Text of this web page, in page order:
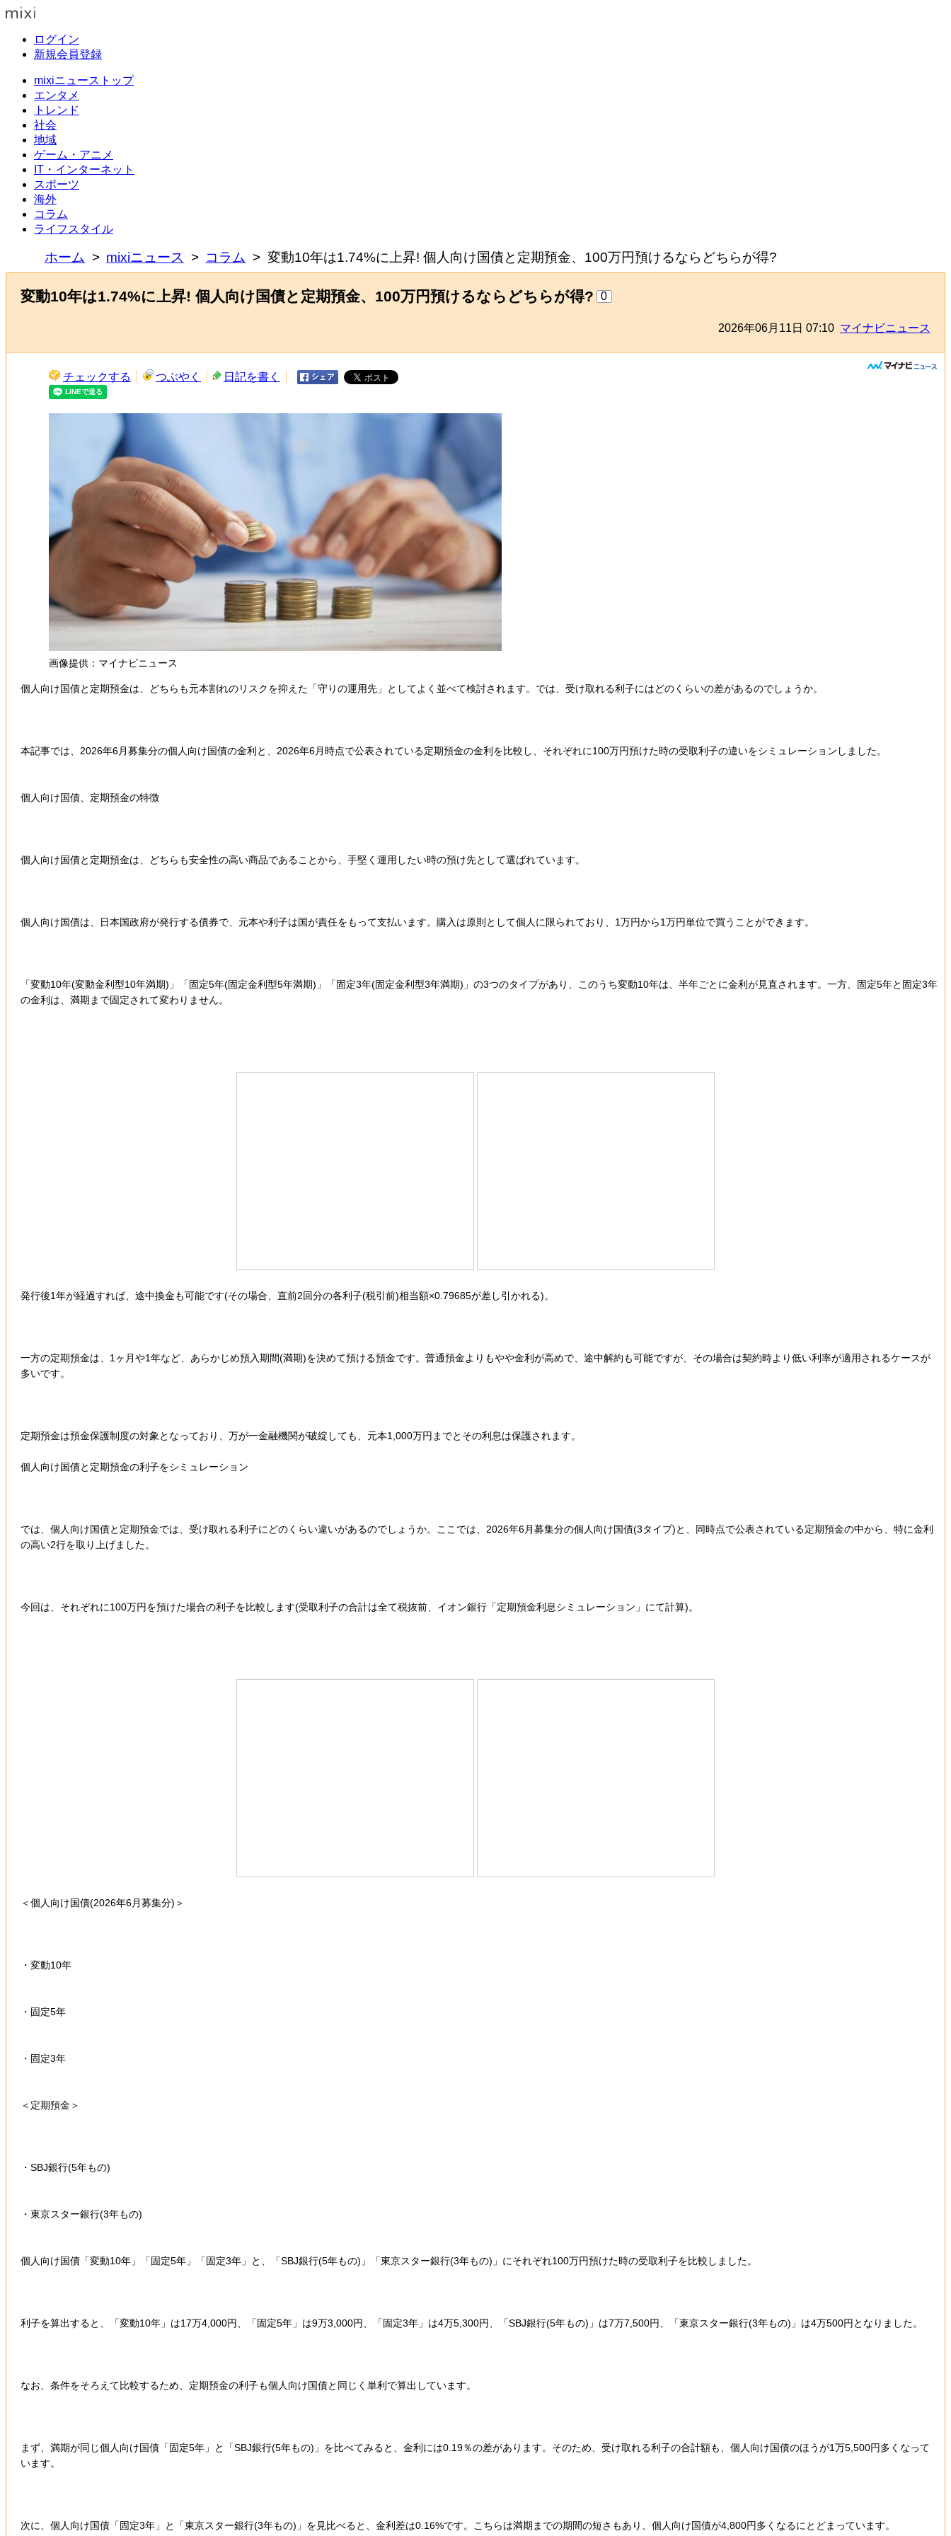
ログイン
新規会員登録
mixiニューストップ
エンタメ
トレンド
社会
地域
ゲーム・アニメ
IT・インターネット
スポーツ
海外
コラム
ライフスタイル
ホーム mixiニュース コラム 変動10年は1.74%に上昇! 個人向け国債と定期預金、100万円預けるならどちらが得?
変動10年は1.74%に上昇! 個人向け国債と定期預金、100万円預けるならどちらが得? 0
2026年06月11日 07:10 マイナビニュース
チェックする つぶやく 日記を書く
画像提供：マイナビニュース
個人向け国債と定期預金は、どちらも元本割れのリスクを抑えた「守りの運用先」としてよく並べて検討されます。では、受け取れる利子にはどのくらいの差があるのでしょうか。
本記事では、2026年6月募集分の個人向け国債の金利と、2026年6月時点で公表されている定期預金の金利を比較し、それぞれに100万円預けた時の受取利子の違いをシミュレーションしました。
個人向け国債、定期預金の特徴
個人向け国債と定期預金は、どちらも安全性の高い商品であることから、手堅く運用したい時の預け先として選ばれています。
個人向け国債は、日本国政府が発行する債券で、元本や利子は国が責任をもって支払います。購入は原則として個人に限られており、1万円から1万円単位で買うことができます。
「変動10年(変動金利型10年満期)」「固定5年(固定金利型5年満期)」「固定3年(固定金利型3年満期)」の3つのタイプがあり、このうち変動10年は、半年ごとに金利が見直されます。一方、固定5年と固定3年
の金利は、満期まで固定されて変わりません。
発行後1年が経過すれば、途中換金も可能です(その場合、直前2回分の各利子(税引前)相当額×0.79685が差し引かれる)。
一方の定期預金は、1ヶ月や1年など、あらかじめ預入期間(満期)を決めて預ける預金です。普通預金よりもやや金利が高めで、途中解約も可能ですが、その場合は契約時より低い利率が適用されるケースが
多いです。
定期預金は預金保護制度の対象となっており、万が一金融機関が破綻しても、元本1,000万円までとその利息は保護されます。
個人向け国債と定期預金の利子をシミュレーション
では、個人向け国債と定期預金では、受け取れる利子にどのくらい違いがあるのでしょうか。ここでは、2026年6月募集分の個人向け国債(3タイプ)と、同時点で公表されている定期預金の中から、特に金利
の高い2行を取り上げました。
今回は、それぞれに100万円を預けた場合の利子を比較します(受取利子の合計は全て税抜前、イオン銀行「定期預金利息シミュレーション」にて計算)。
＜個人向け国債(2026年6月募集分)＞
・変動10年
・固定5年
・固定3年
＜定期預金＞
・SBJ銀行(5年もの)
・東京スター銀行(3年もの)
個人向け国債「変動10年」「固定5年」「固定3年」と、「SBJ銀行(5年もの)」「東京スター銀行(3年もの)」にそれぞれ100万円預けた時の受取利子を比較しました。
利子を算出すると、「変動10年」は17万4,000円、「固定5年」は9万3,000円、「固定3年」は4万5,300円、「SBJ銀行(5年もの)」は7万7,500円、「東京スター銀行(3年もの)」は4万500円となりました。
なお、条件をそろえて比較するため、定期預金の利子も個人向け国債と同じく単利で算出しています。
まず、満期が同じ個人向け国債「固定5年」と「SBJ銀行(5年もの)」を比べてみると、金利には0.19％の差があります。そのため、受け取れる利子の合計額も、個人向け国債のほうが1万5,500円多くなって
います。
次に、個人向け国債「固定3年」と「東京スター銀行(3年もの)」を見比べると、金利差は0.16%です。こちらは満期までの期間の短さもあり、個人向け国債が4,800円多くなるにとどまっています。